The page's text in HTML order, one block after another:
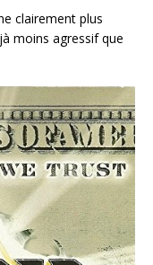
clairement plus
moins agressif que